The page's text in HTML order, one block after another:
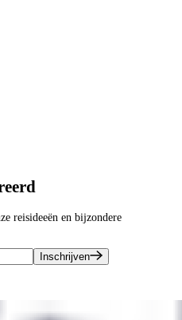
reisideeën en bijzondere
Inschrijven